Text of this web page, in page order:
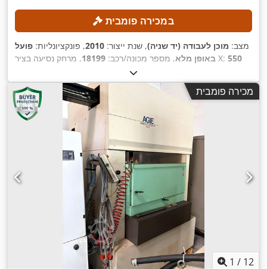
במכירה פומבית
מצב: מוכן לעבודה (יד שניה), שנת ייצור: 2010, פונקציונליות: פועל
באופן מלא, מספר מכונה/רכב: 18199 , מרחק נסיעה בציר X: 550
מ"מ, מהירות ציר (מקסימלית):20,000 סל"ד
, מספר חריצים
במאגזין הכלים:210 , מכירה פומבית
1 / 12